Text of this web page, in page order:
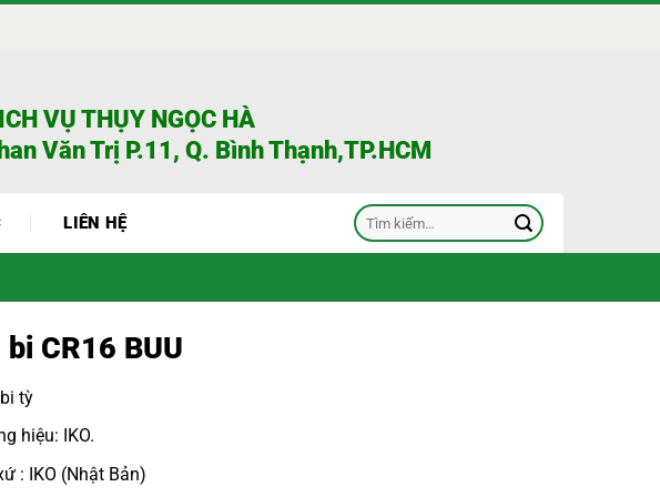
VỤ THỤY NGỌC HÀ
Văn Trị P.11, Q. Bình Thạnh,TP.HCM
LIÊN HỆ
Tìm
kiếm:
CR16 BUU
tỳ
hiệu: IKO.
: IKO (Nhật Bản)